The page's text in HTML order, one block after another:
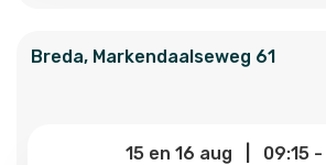
Breda, Markendaalseweg 61
15 en 16 aug 09:15-